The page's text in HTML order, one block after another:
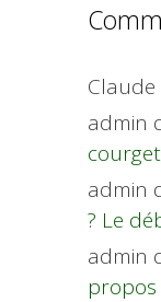
Claude
admin
admin
? Le
admin